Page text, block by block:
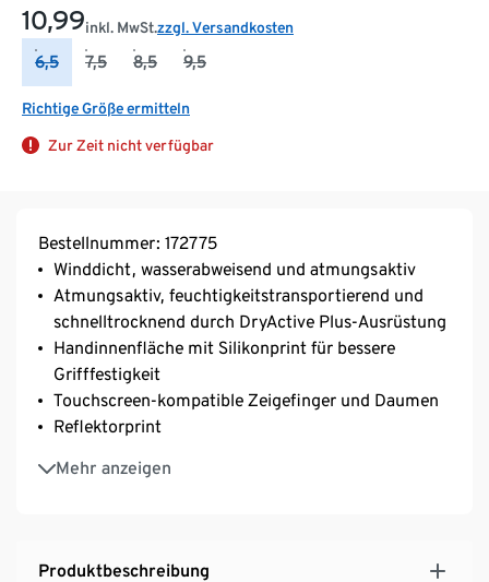
10,99inkl. MwSt.zzgl. Versandkosten
6,5 7,5 8,5 9,5
Richtige Größe ermitteln
Zur Zeit nicht verfügbar
Bestellnummer: 172775
Winddicht, wasserabweisend und atmungsaktiv
Atmungsaktiv, feuchtigkeitstransportierend und
schnelltrocknend durch DryActive Plus-Ausrüstung
Handinnenfläche mit Silikonprint für bessere
Grifffestigkeit
Touchscreen-kompatible Zeigefinger und Daumen
Reflektorprint
Mehr anzeigen
Rippstrick-Bündchen
Produktbeschreibung